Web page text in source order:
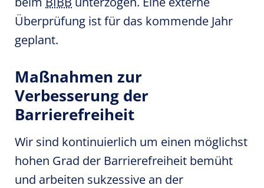
Überprüfung ist für das kommende Jahr
geplant.
Maßnahmen zur
Verbesserung der
Barrierefreiheit
Wir sind kontinuierlich um einen möglichst
hohen Grad der Barrierefreiheit bemüht
und arbeiten sukzessive an der